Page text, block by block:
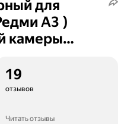
для
А3 )
камеры
19
отзывов
Читать отзывы